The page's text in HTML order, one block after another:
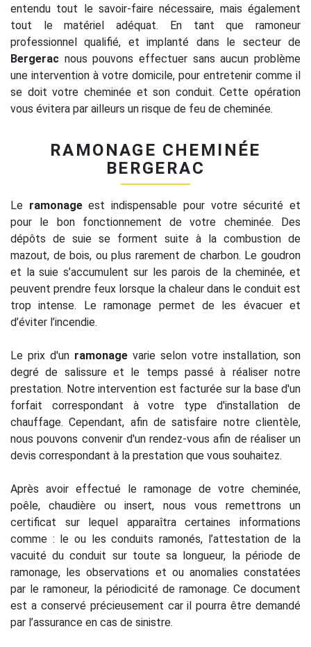
entendu tout le savoir-faire nécessaire, mais également
tout le matériel adéquat. En tant que ramoneur
professionnel qualifié, et implanté dans le secteur de
Bergerac nous pouvons effectuer sans aucun problème
une intervention à votre domicile, pour entretenir comme il
se doit votre cheminée et son conduit. Cette opération
vous évitera par ailleurs un risque de feu de cheminée.
RAMONAGE CHEMINÉE
BERGERAC
Le ramonageest indispensable pour votre sécurité et
pour le bon fonctionnement de votre cheminée. Des
dépôts de suie se forment suite à la combustion de
mazout, de bois, ou plus rarement de charbon. Le goudron
et la suie s’accumulent sur les parois de la cheminée, et
peuvent prendre feux lorsque la chaleur dans le conduit est
trop intense. Le ramonage permet de les évacuer et
d’éviter l’incendie.
Le prix d'un ramonage varie selon votre installation, son
degré de salissure et le temps passé à réaliser notre
prestation. Notre intervention est facturée sur la base d'un
forfait correspondant à votre type d'installation de
chauffage. Cependant, afin de satisfaire notre clientèle,
nous pouvons convenir d'un rendez-vous afin de réaliser un
devis correspondant à la prestation que vous souhaitez.
Après avoir effectué le ramonage de votre cheminée,
poêle, chaudière ou insert, nous vous remettrons un
certificat sur lequel apparaîtra certaines informations
comme : le ou les conduits ramonés, l’attestation de la
vacuité du conduit sur toute sa longueur, la période de
ramonage, les observations et ou anomalies constatées
par le ramoneur, la périodicité de ramonage. Ce document
est a conservé précieusement car il pourra être demandé
par l’assurance en cas de sinistre.